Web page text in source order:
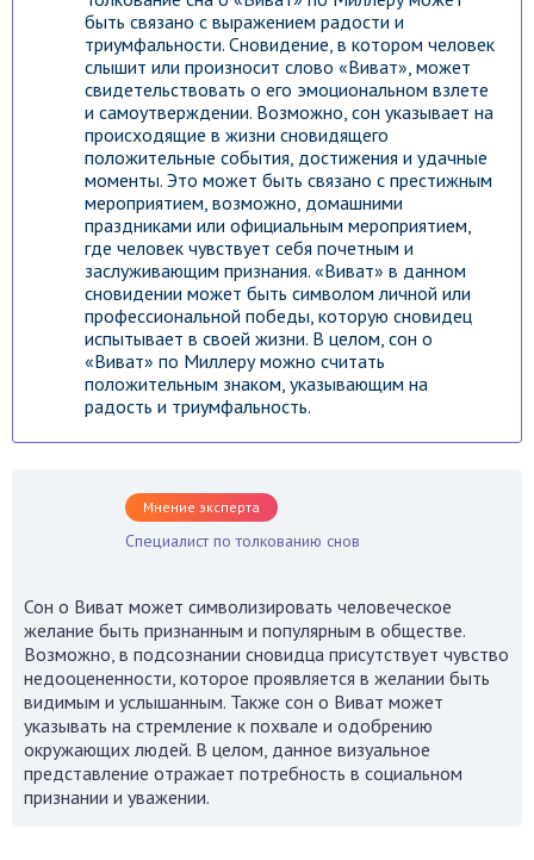
быть связано с выражением радости и
триумфальности. Сновидение, в котором человек
слышит или произносит слово «Виват», может
свидетельствовать о его эмоциональном взлете
и самоутверждении. Возможно, сон указывает на
происходящие в жизни сновидящего
положительные события, достижения и удачные
моменты. Это может быть связано с престижным
мероприятием, возможно, домашними
праздниками или официальным мероприятием,
где человек чувствует себя почетным и
заслуживающим признания. «Виват» в данном
сновидении может быть символом личной или
профессиональной победы, которую сновидец
испытывает в своей жизни. В целом, сон о
«Виват» по Миллеру можно считать
положительным знаком, указывающим на
радость и триумфальность.
Мнение эксперта
Специалист по толкованию снов
Сон о Виват может символизировать человеческое
желание быть признанным и популярным в обществе.
Возможно, в подсознании сновидца присутствует чувство
недооцененности, которое проявляется в желании быть
видимым и услышанным. Также сон о Виват может
указывать на стремление к похвале и одобрению
окружающих людей. В целом, данное визуальное
представление отражает потребность в социальном
признании и уважении.